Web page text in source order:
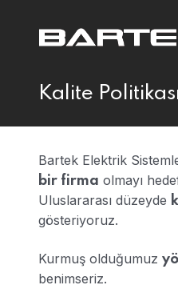
Kalite
Bartek Elektrik
bir firma olmayı
Uluslararası düzeyde
gösteriyoruz.
Kurmuş olduğumuz
benimseriz.